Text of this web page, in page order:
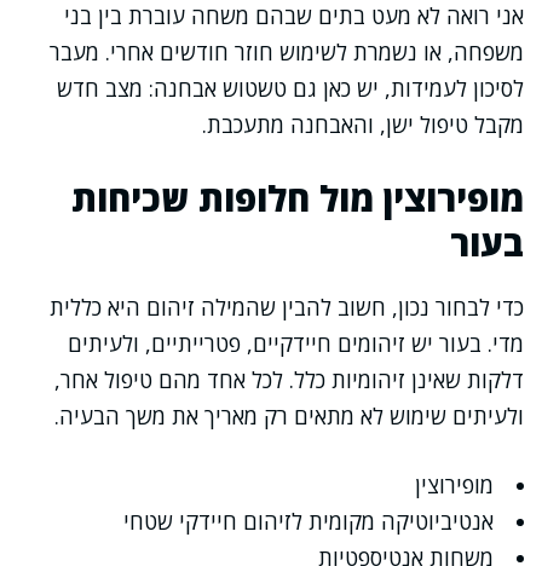
אני רואה לא מעט בתים שבהם משחה עוברת בין בני
משפחה, או נשמרת לשימוש חוזר חודשים אחרי. מעבר
לסיכון לעמידות, יש כאן גם טשטוש אבחנה: מצב חדש
מקבל טיפול ישן, והאבחנה מתעכבת.
מופירוצין מול חלופות שכיחות
בעור
כדי לבחור נכון, חשוב להבין שהמילה זיהום היא כללית
מדי. בעור יש זיהומים חיידקיים, פטרייתיים, ולעיתים
דלקות שאינן זיהומיות כלל. לכל אחד מהם טיפול אחר,
ולעיתים שימוש לא מתאים רק מאריך את משך הבעיה.
מופירוצין
אנטיביוטיקה מקומית לזיהום חיידקי שטחי
משחות אנטיספטיות